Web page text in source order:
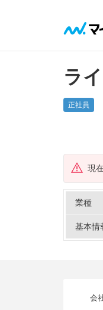
ラ
正社員
現
業種
基本情
会